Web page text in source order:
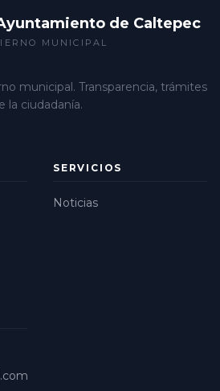
de Caltepec
MUNICIPAL
municipal. Transparencia, trámites
la ciudadanía.
SERVICIOS
Noticias